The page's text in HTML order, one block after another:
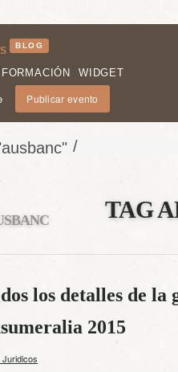
BLOG
FORMACIÓN WIDGET
Publicar evento
/
TAG
los detalles de la
2015